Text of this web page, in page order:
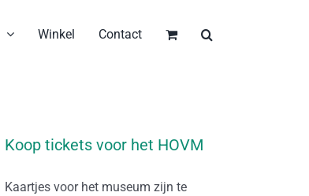
Winkel Contact
Koop tickets voor het HOVM
Kaartjes voor het museum zijn te